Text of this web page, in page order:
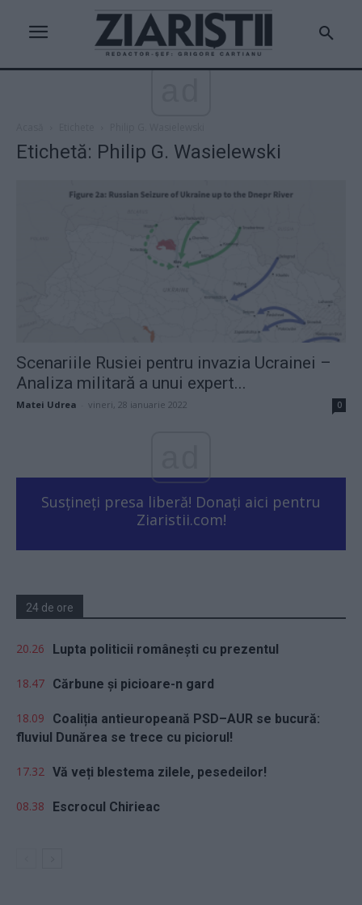
Etichetă: Philip G. Wasielewski
Scenariile Rusiei pentru invazia Ucrainei –
Analiza militară a unui expert...
Matei Udrea vineri, 28 ianuarie 2022 0
Susțineți presa liberă! Donați aici pentru
Ziaristii.com!
24 de ore
20.26 Lupta politicii românești cu prezentul
18.47 Cărbune și picioare-n gard
18.09
Coaliția antieuropeană PSD–AUR se bucură:
fluviul Dunărea se trece cu piciorul!
17.32 Vă veți blestema zilele, pesedeilor!
08.38 Escrocul Chirieac